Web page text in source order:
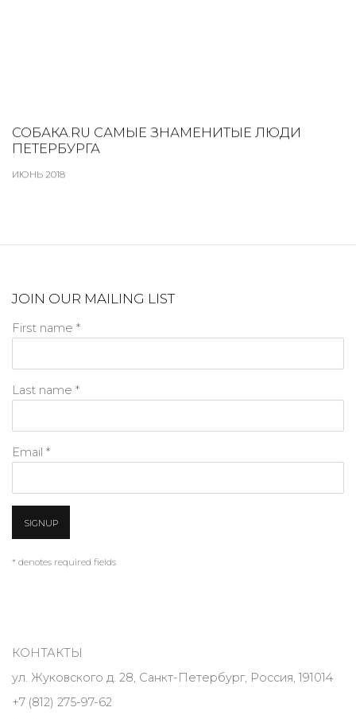
СОБАКА.RU САМЫЕ ЗНАМЕНИТЫЕ ЛЮДИ
ПЕТЕРБУРГА
ИЮНЬ 2018
JOIN OUR MAILING LIST
First name *
Last name *
Email *
SIGNUP
* denotes required fields
КОНТАКТЫ
ул. Жуковского д. 28, Санкт-Петербург, Россия, 191014
+7 (812) 275-97-62